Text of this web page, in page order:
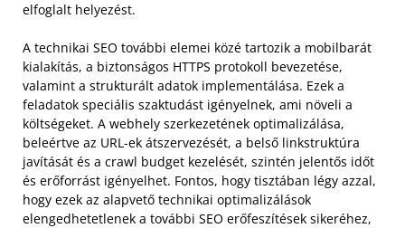
elfoglalt helyezést.
A technikai SEO további elemei közé tartozik a mobilbarát
kialakítás, a biztonságos HTTPS protokoll bevezetése,
valamint a strukturált adatok implementálása. Ezek a
feladatok speciális szaktudást igényelnek, ami növeli a
költségeket. A webhely szerkezetének optimalizálása,
beleértve az URL-ek átszervezését, a belső linkstruktúra
javítását és a crawl budget kezelését, szintén jelentős időt
és erőforrást igényelhet. Fontos, hogy tisztában légy azzal,
hogy ezek az alapvető technikai optimalizálások
elengedhetetlenek a további SEO erőfeszítések sikeréhez,